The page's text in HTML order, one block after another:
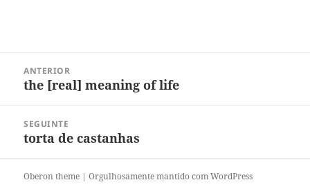
ANTERIOR
Post
the [real] meaning of life
SEGUINTE
Próximo
torta de castanhas
Oberon theme |Orgulhosamente mantido com WordPress